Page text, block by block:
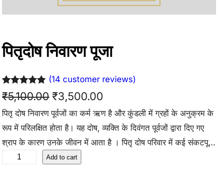
पितृदोष निवारण पूजा
Rated 5.00
out of 5
based on
14
customer
ratings
(14 customer reviews)
₹5,100.00 O
r
i
g
₹3,500.00
u
पितृ दोष निवारण पूर्वजों का कर्म ऋण है और कुंडली में ग्रहों के अनुक्रम के
रूप में परिलक्षित होता है। यह दोष, व्यक्ति के दिवंगत पूर्वजों द्वारा दिए गए
श्राप के कारण उनके जीवन में आता है । पितृ दोष परिवार में कई संकटपूर्ण
स्थितियों को ला सकता है और बड़ी बेचैनी का कारण बन सकता है।
Add to cart